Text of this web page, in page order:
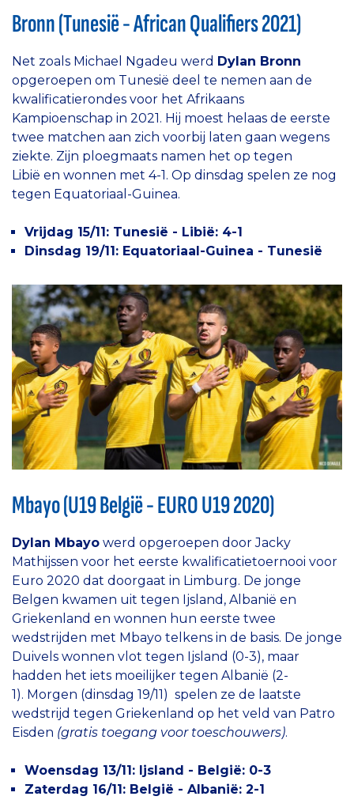
Bronn (Tunesië - African Qualifiers 2021)
Net zoals Michael Ngadeu werd Dylan Bronn
opgeroepen om Tunesië deel te nemen aan de
kwalificatierondes voor het Afrikaans
Kampioenschap in 2021. Hij moest helaas de eerste
twee matchen aan zich voorbij laten gaan wegens
ziekte. Zijn ploegmaats namen het op tegen
Libië en wonnen met 4-1. Op dinsdag spelen ze nog
tegen Equatoriaal-Guinea.
Vrijdag 15/11: Tunesië - Libië: 4-1
Dinsdag 19/11: Equatoriaal-Guinea - Tunesië
Mbayo (U19 België - EURO U19 2020)
Dylan Mbayo werd opgeroepen door Jacky
Mathijssen voor het eerste kwalificatietoernooi voor
Euro 2020 dat doorgaat in Limburg. De jonge
Belgen kwamen uit tegen Ijsland, Albanië en
Griekenland en wonnen hun eerste twee
wedstrijden met Mbayo telkens in de basis. De jonge
Duivels wonnen vlot tegen Ijsland (0-3), maar
hadden het iets moeilijker tegen Albanië (2-
1). Morgen (dinsdag 19/11) spelen ze de laatste
wedstrijd tegen Griekenland op het veld van Patro
Eisden (gratis toegang voor toeschouwers).
Woensdag 13/11: Ijsland - België: 0-3
Zaterdag 16/11: België - Albanië: 2-1